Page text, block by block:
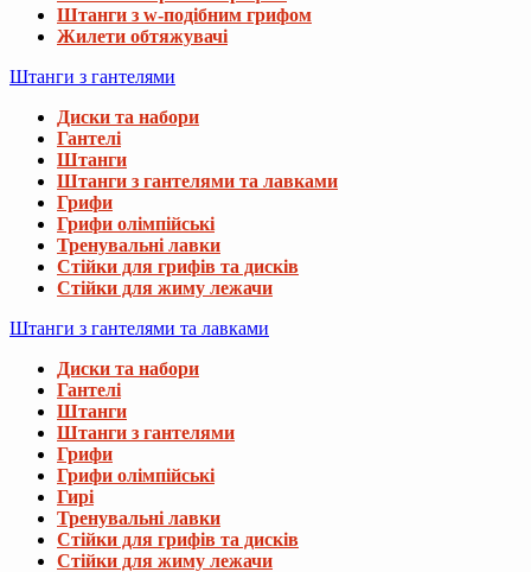
Штанги з w-подібним грифом
Жилети обтяжувачі
Штанги з гантелями
Диски та набори
Гантелі
Штанги
Штанги з гантелями та лавками
Грифи
Грифи олімпійські
Тренувальні лавки
Стійки для грифів та дисків
Стійки для жиму лежачи
Штанги з гантелями та лавками
Диски та набори
Гантелі
Штанги
Штанги з гантелями
Грифи
Грифи олімпійські
Гирі
Тренувальні лавки
Стійки для грифів та дисків
Стійки для жиму лежачи